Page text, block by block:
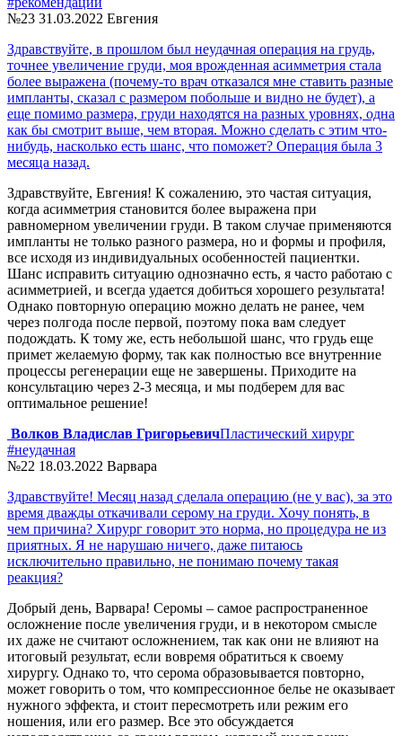
№23 31.03.2022 Евгения
Здравствуйте, в прошлом был неудачная операция на грудь,
точнее увеличение груди, моя врожденная асимметрия стала
более выражена (почему-то врач отказался мне ставить разные
импланты, сказал с размером побольше и видно не будет), а
еще помимо размера, груди находятся на разных уровнях, одна
как бы смотрит выше, чем вторая. Можно сделать с этим что-
нибудь, насколько есть шанс, что поможет? Операция была 3
месяца назад.
Здравствуйте, Евгения! К сожалению, это частая ситуация,
когда асимметрия становится более выражена при
равномерном увеличении груди. В таком случае применяются
импланты не только разного размера, но и формы и профиля,
все исходя из индивидуальных особенностей пациентки.
Шанс исправить ситуацию однозначно есть, я часто работаю с
асимметрией, и всегда удается добиться хорошего результата!
Однако повторную операцию можно делать не ранее, чем
через полгода после первой, поэтому пока вам следует
подождать. К тому же, есть небольшой шанс, что грудь еще
примет желаемую форму, так как полностью все внутренние
процессы регенерации еще не завершены. Приходите на
консультацию через 2-3 месяца, и мы подберем для вас
оптимальное решение!
Волков Владислав ГригорьевичПластический хирург
#неудачная
№22 18.03.2022 Варвара
Здравствуйте! Месяц назад сделала операцию (не у вас), за это
время дважды откачивали серому на груди. Хочу понять, в
чем причина? Хирург говорит это норма, но процедура не из
приятных. Я не нарушаю ничего, даже питаюсь
исключительно правильно, не понимаю почему такая
реакция?
Добрый день, Варвара! Серомы – самое распространенное
осложнение после увеличения груди, и в некотором смысле
их даже не считают осложнением, так как они не влияют на
итоговый результат, если вовремя обратиться к своему
хирургу. Однако то, что серома образовывается повторно,
может говорить о том, что компрессионное белье не оказывает
нужного эффекта, и стоит пересмотреть или режим его
ношения, или его размер. Все это обсуждается